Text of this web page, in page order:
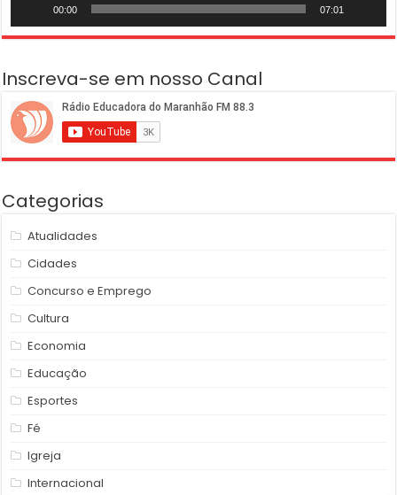
00:00 07:01
Inscreva-se em nosso Canal
Categorias
Atualidades
Cidades
Concurso e Emprego
Cultura
Economia
Educação
Esportes
Fé
Igreja
Internacional